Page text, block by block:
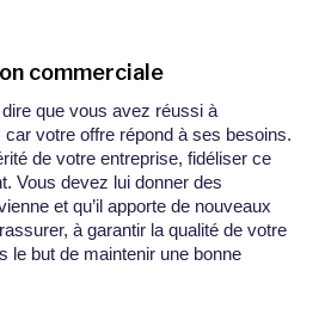
commerciale
que vous avez réussi à
votre offre répond à ses besoins.
de votre entreprise, fidéliser ce
Vous devez lui donner des
et qu’il apporte de nouveaux
à garantir la qualité de votre
le but de maintenir une bonne